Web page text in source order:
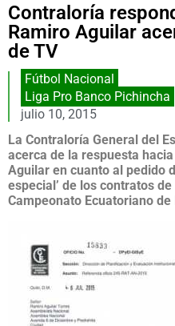
Contraloría
Ramiro Aguilar
de TV
Fútbol Nacional
Liga Pro Banco Pichincha
julio 10, 2015
La Contraloría General del
acerca de la respuesta
Aguilar en cuanto al pedido
especial’ de los contratos
Campeonato Ecuatoriano de